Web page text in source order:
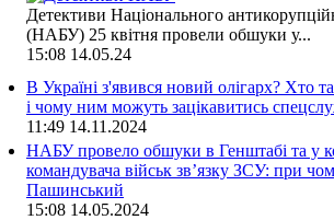
Детективи Національного
(НАБУ) 25 квітня провели обшуки у...
15:08 14.05.24
В Україні з'явився новий олігарх? Хто
і чому ним можуть зацікавитись
11:49 14.11.2024
НАБУ провело обшуки в Генштабі та у
командувача військ зв’язку ЗСУ: при
Пашинський
15:08 14.05.2024